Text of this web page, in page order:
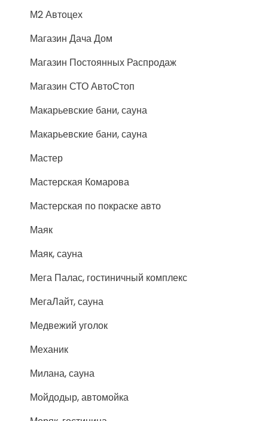
М2 Автоцех
Магазин Дача Дом
Магазин Постоянных Распродаж
Магазин СТО АвтоСтоп
Макарьевские бани, сауна
Макарьевские бани, сауна
Мастер
Мастерская Комарова
Мастерская по покраске авто
Маяк
Маяк, сауна
Мега Палас, гостиничный комплекс
МегаЛайт, сауна
Медвежий уголок
Механик
Милана, сауна
Мойдодыр, автомойка